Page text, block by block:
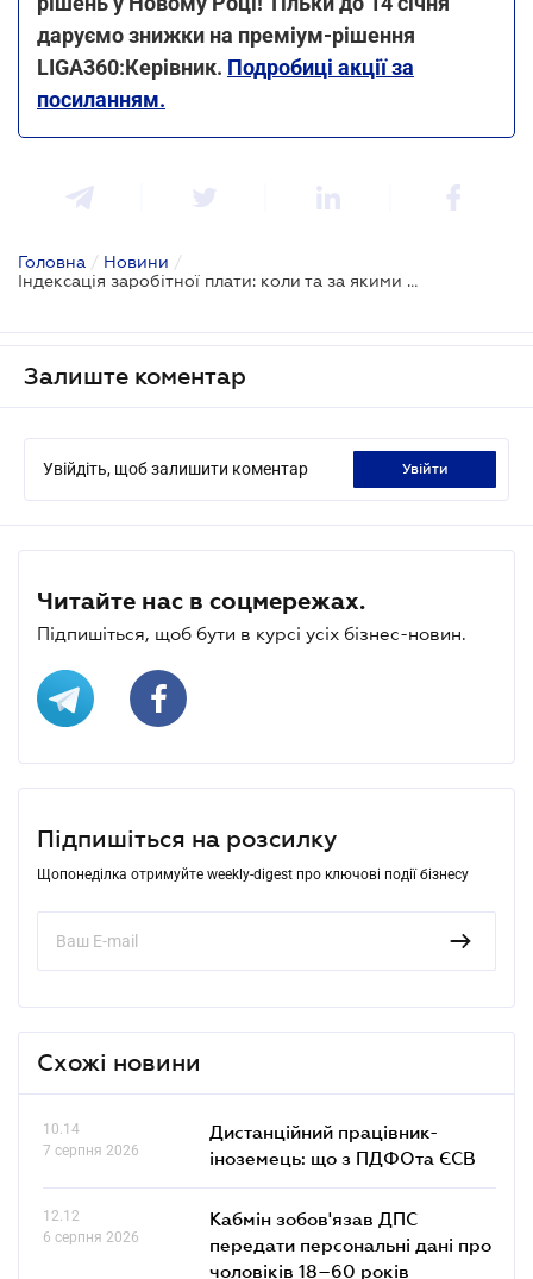
даруємо знижки на преміум-рішення
LIGA360:Керівник. Подробиці акції за
посиланням.
Головна / Новини /
Індексація заробітної плати: коли та за якими правилами здійснюється
Залиште коментар
Увійдіть, щоб залишити коментар увійти
Читайте нас в соцмережах.
Підпишіться, щоб бути в курсі усіх бізнес-новин.
Підпишіться на розсилку
Щопонеділка отримуйте weekly-digest про ключові події бізнесу
Схожі новини
10.14
7 серпня 2026
Дистанційний працівник-
іноземець: що з ПДФОта ЄСВ
12.12
6 серпня 2026
Кабмін зобов'язав ДПС
передати персональні дані про
чоловіків 18–60 років